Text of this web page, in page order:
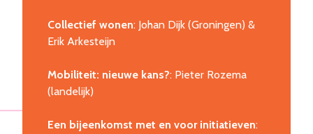
Collectief wonen: Johan Dijk (Groningen) &
Erik Arkesteijn
Mobiliteit: nieuwe kans?: Pieter Rozema
(landelijk)
Een bijeenkomst met en voor initiatieven: